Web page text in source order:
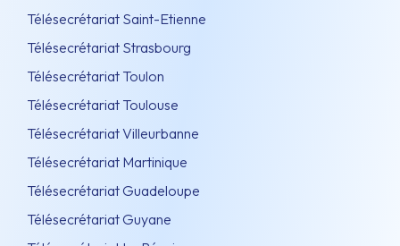
Télésecrétariat Saint-Etienne
Télésecrétariat Strasbourg
Télésecrétariat Toulon
Télésecrétariat Toulouse
Télésecrétariat Villeurbanne
Télésecrétariat Martinique
Télésecrétariat Guadeloupe
Télésecrétariat Guyane